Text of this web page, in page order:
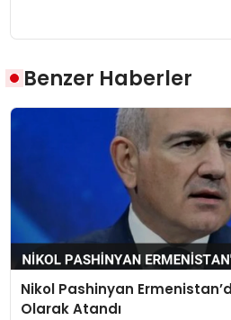
Benzer Haberler
Nikol Pashinyan
Olarak Atandı